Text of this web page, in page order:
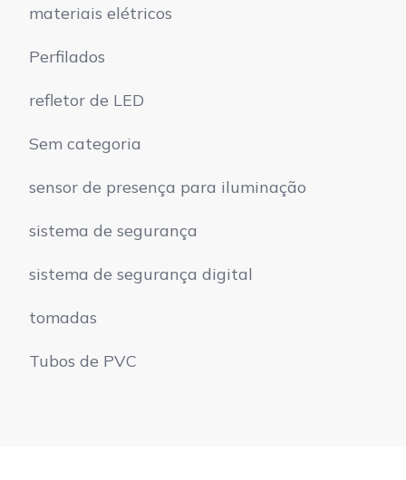
materiais elétricos
Perfilados
refletor de LED
Sem categoria
sensor de presença para iluminação
sistema de segurança
sistema de segurança digital
tomadas
Tubos de PVC